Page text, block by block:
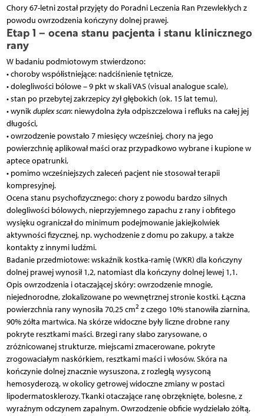
Chory 67-letni został przyjęty do Poradni Leczenia Ran Przewlekłych z
powodu owrzodzenia kończyny dolnej prawej.
Etap 1 – ocena stanu pacjenta i stanu klinicznego
rany
W badaniu podmiotowym stwierdzono:
• choroby współistniejące: nadciśnienie tętnicze,
• dolegliwości bólowe – 9 pkt w skali VAS (visual analogue scale),
• stan po przebytej zakrzepicy żył głębokich (ok. 15 lat temu),
• wynikduplex scan: niewydolna żyła odpiszczelowa i refluks na całej jej
długości,
• owrzodzenie powstało 7 miesięcy wcześniej, chory na jego
powierzchnię aplikował maści oraz przypadkowo wybrane i kupione w
aptece opatrunki,
• pomimo wcześniejszych zaleceń pacjent nie stosował terapii
kompresyjnej.
Ocena stanu psychofizycznego: chory z powodu bardzo silnych
dolegliwości bólowych, nieprzyjemnego zapachu z rany i obfitego
wysięku ograniczał do minimum podejmowanie jakiejkolwiek
aktywności fizycznej, np. wychodzenie z domu po zakupy, a także
kontakty z innymi ludźmi.
Badanie przedmiotowe: wskaźnik kostka-ramię (WKR) dla kończyny
dolnej prawej wynosił 1,2, natomiast dla kończyny dolnej lewej 1,1.
Opis owrzodzenia i otaczającej skóry: owrzodzenie mnogie,
niejednorodne, zlokalizowane po wewnętrznej stronie kostki. Łączna
powierzchnia rany wynosiła 70,25 cm2 z czego 10% stanowiła ziarnina,
90% żółta martwica. Na skórze widoczne były liczne drobne rany
pokryte resztkami maści. Brzegi rany słabo zarysowane, o
zróżnicowanej strukturze, miejscami zmacerowane, pokryte
zrogowaciałym naskórkiem, resztkami maści i włosów. Skóra na
kończynie dolnej znacznie wysuszona, z rozległą wysyconą
hemosyderozą, w okolicy getrowej widoczne zmiany w postaci
lipodermatosklerozy. Tkanki otaczające ranę obrzęknięte, bolesne, z
wyraźnym odczynem zapalnym. Owrzodzenie obficie wydzielało żółtą,